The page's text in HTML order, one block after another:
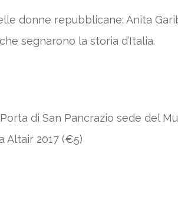
donne repubblicane: Anita
segnarono la storia d’Italia.
di San Pancrazio sede del
Altair 2017 (€5)